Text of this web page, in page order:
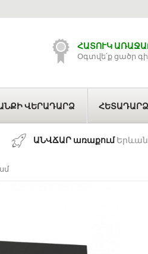
ՀԱՏՈՒԿ
Օգտվե՛ք ցածր
ՎԵՐԱԴԱՐՁ
ԱՆՎՃԱՐ առաքում